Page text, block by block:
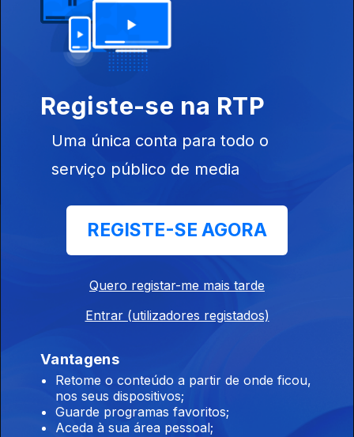
Mezza-Voce
Instale a aplicaçãoRTP Play
Disponível para iOS, Android, Apple TV, Android TV e
Registe-se na RTP
Uma única conta para todo o
serviço público de media
REGISTE-SE AGORA
Quero registar-me mais tarde
Entrar (utilizadores registados)
Vantagens
Retome o conteúdo a partir de onde ficou,
nos seus dispositivos;
Guarde programas favoritos;
Aceda à sua área pessoal;